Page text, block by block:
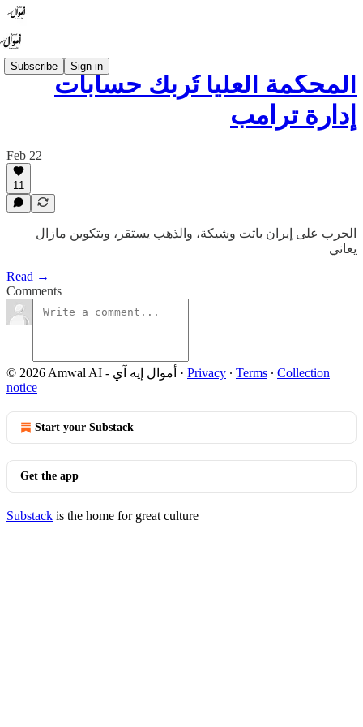
Subscribe Sign in
المحكمة العليا تُربك حسابات
إدارة ترامب
Feb 22
11
الحرب على إيران باتت وشيكة، والذهب يستقر، وبتكوين مازال
يعاني
Read →
Comments
© 2026 Amwal AI - أموال إيه آي · Privacy ∙ Terms ∙ Collection
notice
Start your Substack
Get the app
Substack is the home for great culture